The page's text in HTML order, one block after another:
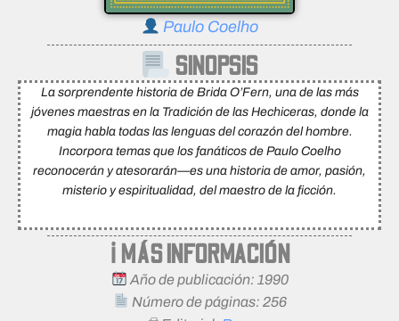
Paulo Coelho
SINOPSIS
La sorprendente historia de Brida O’Fern, una de las más
jóvenes maestras en la Tradición de las Hechiceras, donde la
magia habla todas las lenguas del corazón del hombre.
Incorpora temas que los fanáticos de Paulo Coelho
reconocerán y atesorarán—es una historia de amor, pasión,
misterio y espiritualidad, del maestro de la ficción.
ℹ MÁS INFORMACIÓN
Año de publicación: 1990
Número de páginas: 256